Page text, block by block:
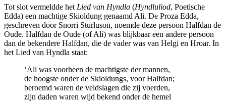
Tot slot vermeldde het Lied van Hyndla (Hyndluliod, Poetische
Edda) een machtige Skioldung genaamd Ali. De Proza Edda,
geschreven door Snorri Sturluson, noemde deze persoon Halfdan de
Oude. Halfdan de Oude (of Ali) was blijkbaar een andere persoon
dan de bekendere Halfdan, die de vader was van Helgi en Hroar. In
het Lied van Hyndla staat:
‘Ali was voorheen de machtigste der mannen,
de hoogste onder de Skioldungs, voor Halfdan;
beroemd waren de veldslagen die zij voerden,
zijn daden waren wijd bekend onder de hemel